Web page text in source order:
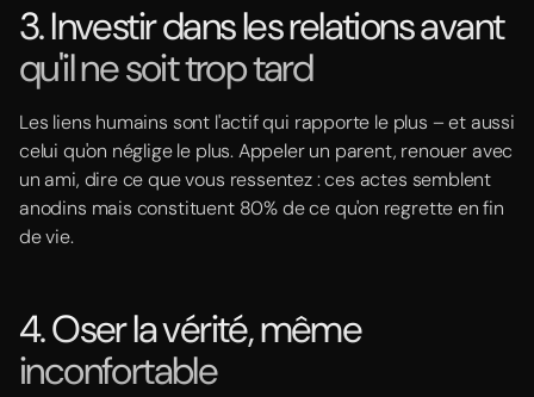
3. Investir dans les relations avant
qu'il ne soit trop tard
Les liens humains sont l'actif qui rapporte le plus – et aussi
celui qu'on néglige le plus. Appeler un parent, renouer avec
un ami, dire ce que vous ressentez : ces actes semblent
anodins mais constituent 80% de ce qu'on regrette en fin
de vie.
4. Oser la vérité, même
inconfortable